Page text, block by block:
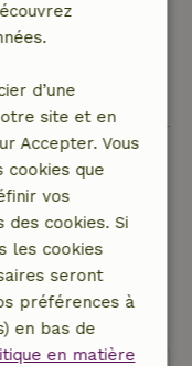
au
nature.
d’une
site et en
Accepter. Vous
cookies que
vos
cookies. Si
les cookies
seront
préférences à
en bas de
en matière